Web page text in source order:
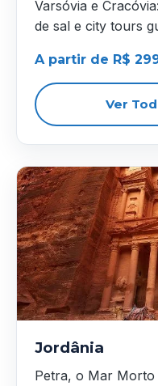
Varsóvia e
de sal e city tours
A partir de R$
Ver
Jordânia
Petra, o Mar Morto